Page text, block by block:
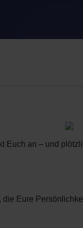
Euch an – und
Eure